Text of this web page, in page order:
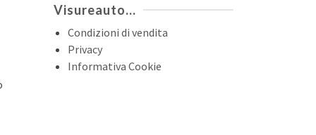
Visureauto…
Condizioni di vendita
Privacy
Informativa Cookie